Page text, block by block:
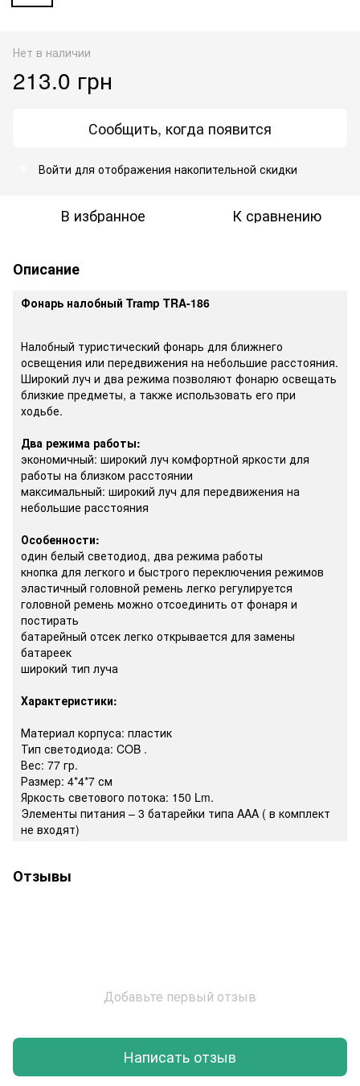
Нет в наличии
213.0 грн
Сообщить, когда появится
Войти для отображения накопительной скидки
В избранное К сравнению
Описание
Фонарь налобный Tramp TRA-186
Налобный туристический фонарь для ближнего
освещения или передвижения на небольшие расстояния.
Широкий луч и два режима позволяют фонарю освещать
близкие предметы, а также использовать его при
ходьбе.
Два режима работы:
экономичный: широкий луч комфортной яркости для
работы на близком расстоянии
максимальный: широкий луч для передвижения на
небольшие расстояния
Особенности:
один белый светодиод, два режима работы
кнопка для легкого и быстрого переключения режимов
эластичный головной ремень легко регулируется
головной ремень можно отсоединить от фонаря и
постирать
батарейный отсек легко открывается для замены
батареек
широкий тип луча
Характеристики:
Материал корпуса: пластик
Тип светодиода: COB .
Вес: 77 гр.
Размер: 4*4*7 см
Яркость светового потока: 150 Lm.
Элементы питания – 3 батарейки типа AAA ( в комплект
не входят)
Отзывы
Добавьте первый отзыв
Написать отзыв